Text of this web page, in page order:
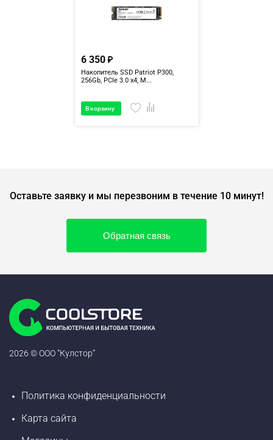
6 350
Накопитель SSD Patriot P300,
256Gb, PCIe 3.0 x4, M...
В корзину
Оставьте заявку и мы перезвоним в течение 10 минут!
Обратная связь
2026 © ООО “Кулстор”
Политика конфиденциальности
Карта сайта